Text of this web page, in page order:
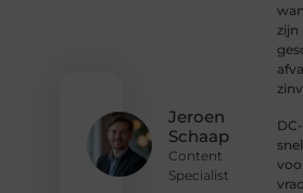
Jeroen
Schaap
Content
Specialist
zijn
DC-